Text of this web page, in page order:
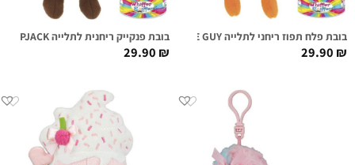
בובת פלח תפוז ריחני לתלייה MR. SLICE GUY
29.90₪
בובת פנקייק ריחנית לתלייה FLIP FLAPJACK
29.90₪